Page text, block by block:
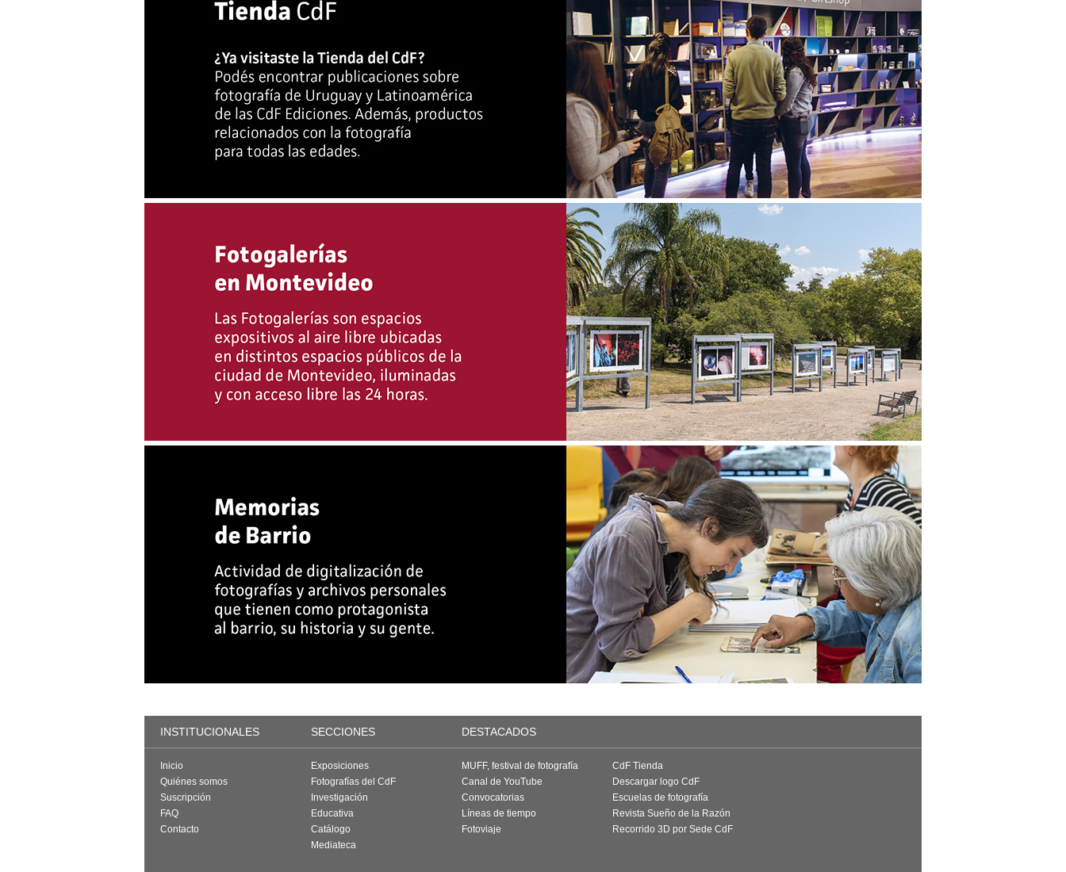
INSTITUCIONALES SECCIONES DESTACADOS
Inicio
Quiénes somos
Suscripción
FAQ
Contacto
Exposiciones
Fotografías del CdF
Investigación
Educativa
Catálogo
Mediateca
MUFF, festival de fotografía
Canal de YouTube
Convocatorias
Líneas de tiempo
Fotoviaje
CdF Tienda
Descargar logo CdF
Escuelas de fotografía
Revista Sueño de la Razón
Recorrido 3D por Sede CdF